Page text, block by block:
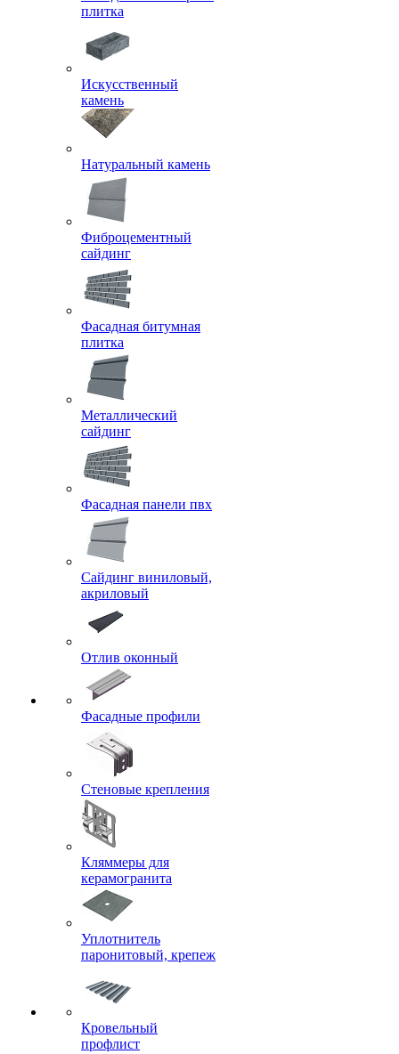
плитка
Искусственный
камень
Натуральный камень
Фиброцементный
сайдинг
Фасадная битумная
плитка
Металлический
сайдинг
Фасадная панели пвх
Сайдинг виниловый,
акриловый
Отлив оконный
Фасадные профили
Стеновые крепления
Кляммеры для
керамогранита
Уплотнитель
паронитовый, крепеж
Кровельный
профлист